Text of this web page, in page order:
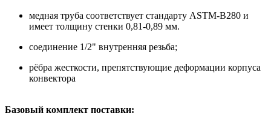
медная труба соответствует стандарту ASTM-B280 и
имеет толщину стенки 0,81-0,89 мм.
соединение 1/2" внутренняя резьба;
рёбра жесткости, препятствующие деформации корпуса
конвектора
Базовый комплект поставки: